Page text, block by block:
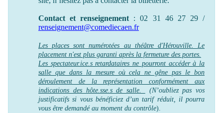
Contact et renseignement : 02 31 46 27 29 /
renseignement@comediecaen.fr
Les places sont numérotées au théâtre d'Hérouville. Le
placement n'est plus garanti après la fermeture des portes.
Les spectateur.ice.s retardataires ne pourront accéder à la
salle que dans la mesure où cela ne gêne pas le bon
déroulement de la représentation conformément aux
indications des hôte.sse.s de salle.
(N’oubliez pas vos
justificatifs si vous bénéficiez d’un tarif réduit, il pourra
vous être demandé au moment du contrôle).